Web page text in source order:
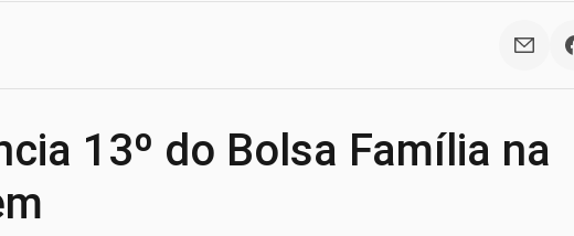
13º do Bolsa Família na